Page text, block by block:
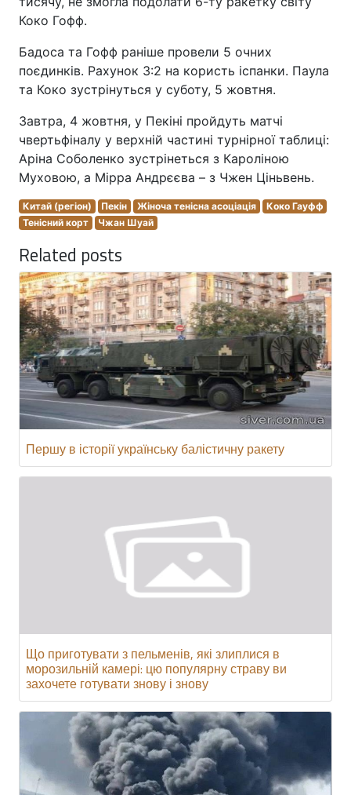
Коко Гофф.
Бадоса та Гофф раніше провели 5 очних
поєдинків. Рахунок 3:2 на користь іспанки. Паула
та Коко зустрінуться у суботу, 5 жовтня.
Завтра, 4 жовтня, у Пекіні пройдуть матчі
чвертьфіналу у верхній частині турнірної таблиці:
Аріна Соболенко зустрінеться з Кароліною
Муховою, а Мірра Андрєєва – з Чжен Ціньвень.
Китай (регіон) Пекін Жіноча тенісна асоціація
Коко Гауфф
Тенісний корт
Чжан Шуай
Related posts
Першу в історії українську балістичну ракету
Що приготувати з пельменів, які злиплися в
морозильній камері: цю популярну страву ви
захочете готувати знову і знову